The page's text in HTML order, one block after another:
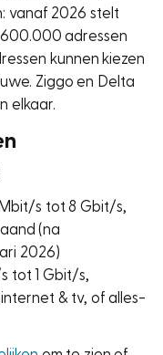
vanaf 2026 stelt
adressen
kunnen kiezen
Ziggo en Delta
elkaar.
s tot 8 Gbit/s,
(na
2026)
tot 1 Gbit/s,
& tv, of alles-